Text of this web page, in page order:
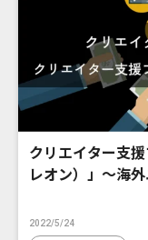
クリエイター支
レオン）」〜海
2022/5/24